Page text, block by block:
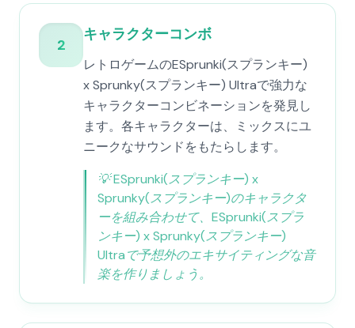
2
キャラクターコンボ
レトロゲームのESprunki(スプランキー)
x Sprunky(スプランキー) Ultraで強力な
キャラクターコンビネーションを発見し
ます。各キャラクターは、ミックスにユ
ニークなサウンドをもたらします。
💡ESprunki(スプランキー) x
Sprunky(スプランキー)のキャラクタ
ーを組み合わせて、ESprunki(スプラ
ンキー) x Sprunky(スプランキー)
Ultraで予想外のエキサイティングな音
楽を作りましょう。